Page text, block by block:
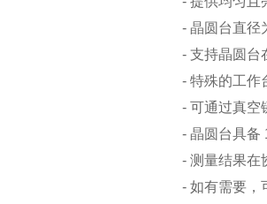
- 晶圆台直径
- 支持晶圆台
- 特殊的工作
- 可通过真
- 晶圆台具备
- 测量结果在
- 如有需要，